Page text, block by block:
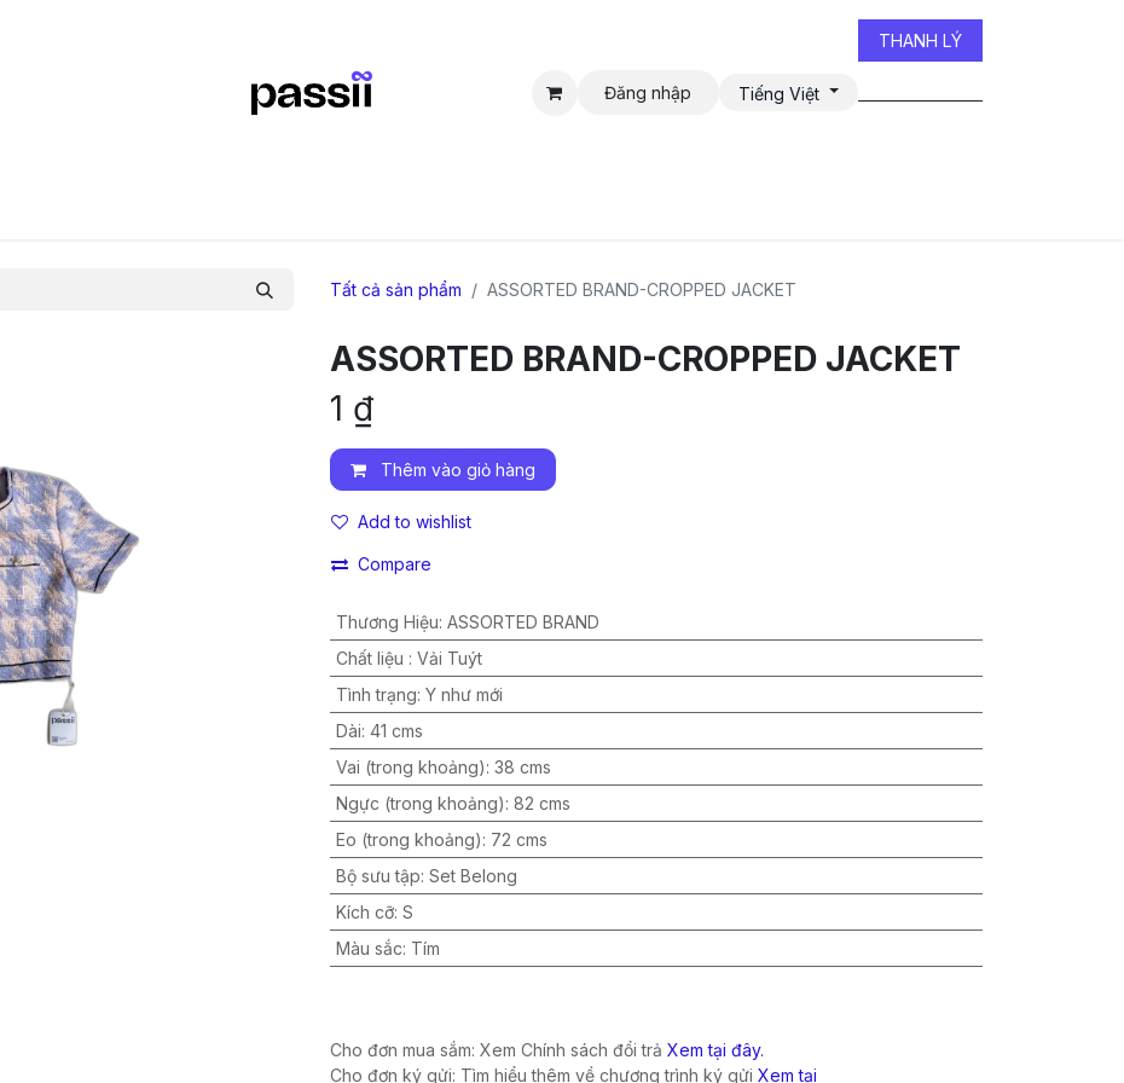
Đăng nhập Tiếng Việt
THANH LÝ
Tất cả sản phẩm ASSORTED BRAND-CROPPED JACKET
ASSORTED BRAND-CROPPED JACKET
1 ₫
Thêm vào giỏ hàng
Add to wishlist
Compare
Thương Hiệu: ASSORTED BRAND
Chất liệu : Vải Tuýt
Tình trạng: Y như mới
Dài: 41 cms
Vai (trong khoảng): 38 cms
Ngực (trong khoảng): 82 cms
Eo (trong khoảng): 72 cms
Bộ sưu tập: Set Belong
Kích cỡ: S
Màu sắc: Tím
Cho đơn mua sắm: Xem Chính sách đổi trả Xem tại đây.
Cho đơn ký gửi: Tìm hiểu thêm về chương trình ký gửi Xem tại